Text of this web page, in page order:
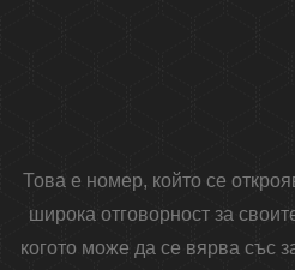
Това е номер, който се
широка отговорност за
когото може да се вярва със